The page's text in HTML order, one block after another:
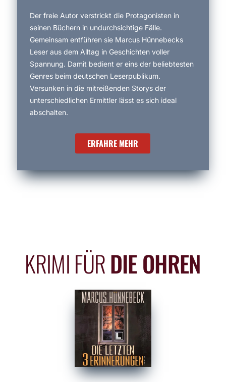
Der freie Autor verstrickt die Protagonisten in
seinen Büchern in undurchsichtige Fälle.
Gemeinsam entführen sie Marcus Hünnebecks
Leser aus dem Alltag in Geschichten voller
Spannung. Damit bedient er eins der beliebtesten
Genres beim deutschen Leserpublikum.
Versunken in die mitreißenden Storys der
unterschiedlichen Ermittler lässt es sich ideal
abschalten.
ERFAHRE MEHR
KRIMI FÜRDIE OHREN